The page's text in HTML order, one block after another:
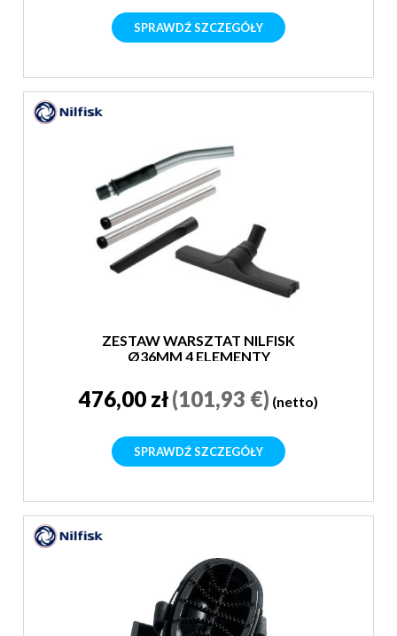
SPRAWDŹ SZCZEGÓŁY
ZESTAW WARSZTAT NILFISK
Ø36MM 4 ELEMENTY
476,00 zł(101,93 €) (netto)
SPRAWDŹ SZCZEGÓŁY